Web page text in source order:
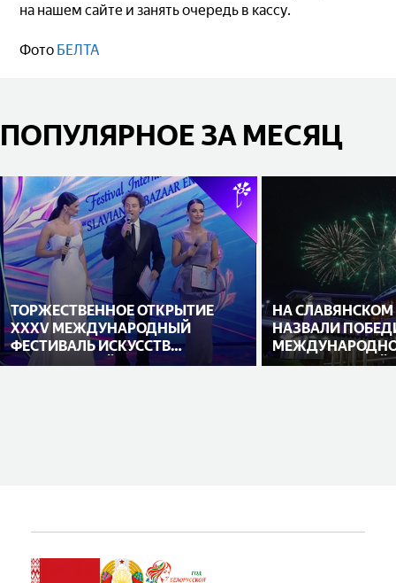
на нашем сайте и занять очередь в кассу.
Фото БЕЛТА
ПОПУЛЯРНОЕ ЗА МЕСЯЦ
ТОРЖЕСТВЕННОЕ ОТКРЫТИЕ
XXXV МЕЖДУНАРОДНЫЙ
ФЕСТИВАЛЬ ИСКУССТВ
«СЛАВЯНСКИЙ БАЗАР В
НА СЛАВЯНСКОМ
НАЗВАЛИ
ИСПОЛНИТЕЛЕЙ